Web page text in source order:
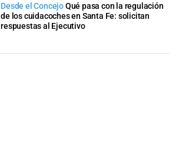
Desde el ConcejoQué pasa con la regulación
de los cuidacoches en Santa Fe: solicitan
respuestas al Ejecutivo